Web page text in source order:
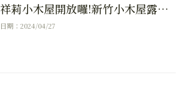
祥莉小木屋開放囉!新竹小木屋露營
區推薦
日期：2024/04/27